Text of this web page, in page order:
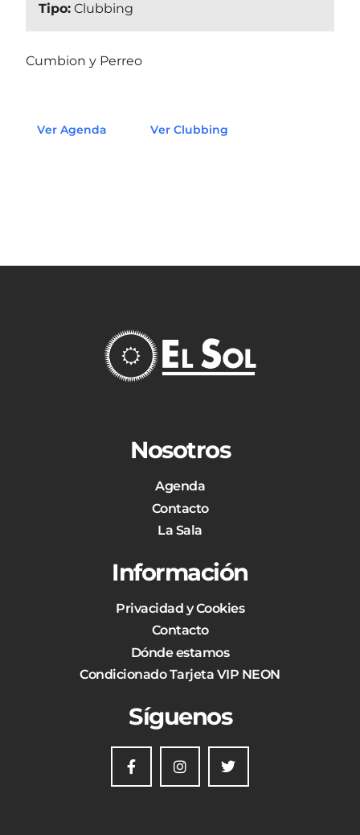
Tipo: Clubbing
Cumbion y Perreo
Ver Agenda Ver Clubbing
Nosotros
Agenda
Contacto
La Sala
Información
Privacidad y Cookies
Contacto
Dónde estamos
Condicionado Tarjeta VIP NEON
Síguenos